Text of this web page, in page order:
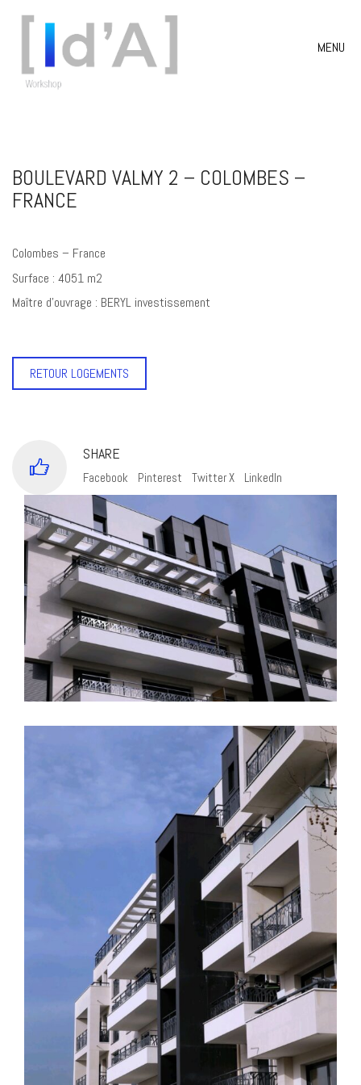
MENU
BOULEVARD VALMY 2 – COLOMBES –
FRANCE
Colombes – France
Surface : 4051 m2
Maître d’ouvrage : BERYL investissement
RETOUR LOGEMENTS
SHARE
Facebook Pinterest Twitter X LinkedIn